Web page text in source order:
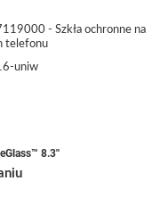
- Szkła ochronne na
telefonu
uniw
8.3''